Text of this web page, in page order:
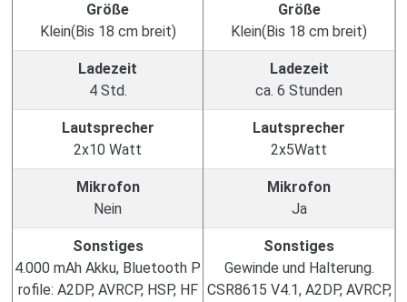
Größe
Klein(Bis 18 cm breit)
Größe
Klein(Bis 18 cm breit)
Ladezeit
4 Std.
Ladezeit
ca. 6 Stunden
Lautsprecher
2x10 Watt
Lautsprecher
2x5Watt
Mikrofon
Nein
Mikrofon
Ja
Sonstiges
4.000 mAh Akku, Bluetooth P
rofile: A2DP, AVRCP, HSP, HF
Sonstiges
Gewinde und Halterung.
CSR8615 V4.1, A2DP, AVRCP,